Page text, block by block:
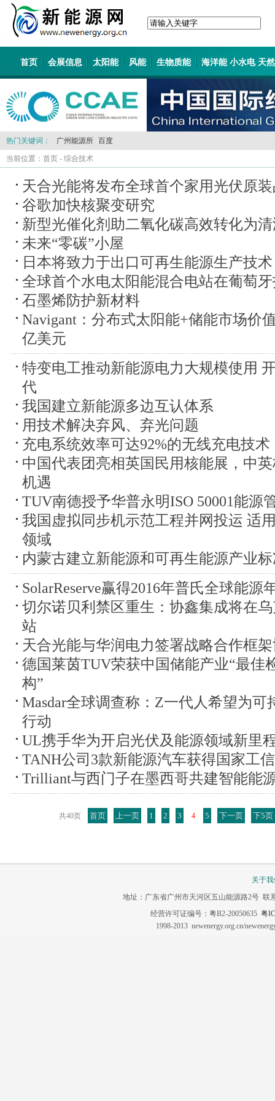
首页 会展信息 太阳能 风能 生物质能 海洋能 小水电 天
热门关键词： 广州能源所 百度
当前位置： 首页 - 综合技术
天合光能将发布全球首个家用光伏原
谷歌加快核聚变研究
新型光催化剂助二氧化碳高效转化为
未来“零碳”小屋
日本将致力于出口可再生能源生产技术
全球首个水电太阳能混合电站在葡萄
石墨烯防护新材料
Navigant：分布式太阳能+储能市场价
亿美元
特变电工推动新能源电力大规模使用
代
我国建立新能源多边互认体系
用技术解决弃风、弃光问题
充电系统效率可达92%的无线充电技术
中国代表团亮相英国民用核能展，中
机遇
TUV南德授予华普永明ISO 50001能源
我国虚拟同步机示范工程并网投运 适
领域
内蒙古建立新能源和可再生能源产业
SolarReserve赢得2016年普氏全球能源
切尔诺贝利禁区重生：协鑫集成将在
站
天合光能与华润电力签署战略合作框
德国莱茵TUV荣获中国储能产业“最佳
构”
Masdar全球调查称：Z一代人希望为可
行动
UL携手华为开启光伏及能源领域新里
TANH公司3款新能源汽车获得国家工
Trilliant与西门子在墨西哥共建智能能
共40页 首页 上一页 1 2 3 4 5 下一页 下5页
关于
地址：广东省广州市天河区五山能源路2号 联
经营许可证编号：粤B2-20050635 粤
1998-2013 newenergy.org.cn/